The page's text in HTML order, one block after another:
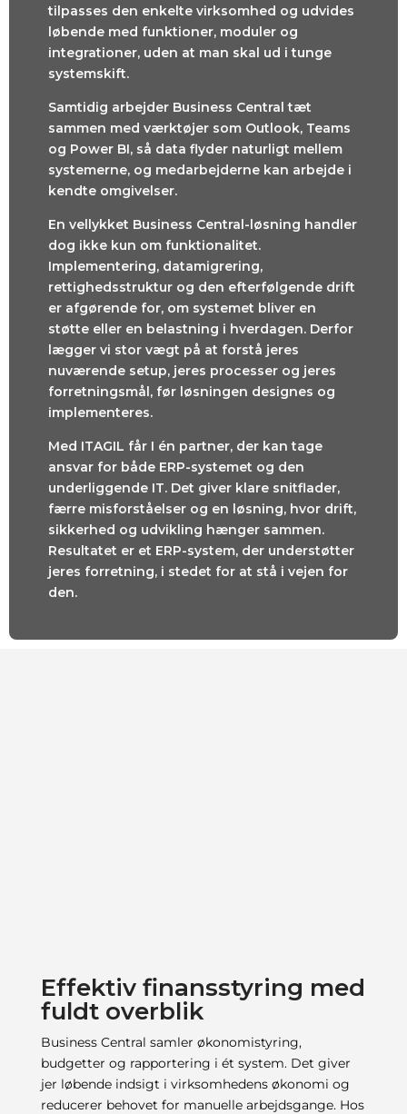
tilpasses den enkelte virksomhed og udvides
løbende med funktioner, moduler og
integrationer, uden at man skal ud i tunge
systemskift.
Samtidig arbejder Business Central tæt
sammen med værktøjer som Outlook, Teams
og Power BI, så data flyder naturligt mellem
systemerne, og medarbejderne kan arbejde i
kendte omgivelser.
En vellykket Business Central-løsning handler
dog ikke kun om funktionalitet.
Implementering, datamigrering,
rettighedsstruktur og den efterfølgende drift
er afgørende for, om systemet bliver en
støtte eller en belastning i hverdagen. Derfor
lægger vi stor vægt på at forstå jeres
nuværende setup, jeres processer og jeres
forretningsmål, før løsningen designes og
implementeres.
Med ITAGIL får I én partner, der kan tage
ansvar for både ERP-systemet og den
underliggende IT. Det giver klare snitflader,
færre misforståelser og en løsning, hvor drift,
sikkerhed og udvikling hænger sammen.
Resultatet er et ERP-system, der understøtter
jeres forretning, i stedet for at stå i vejen for
den.
Effektiv finansstyring med
fuldt overblik
Business Central samler økonomistyring,
budgetter og rapportering i ét system. Det giver
jer løbende indsigt i virksomhedens økonomi og
reducerer behovet for manuelle arbejdsgange. Hos